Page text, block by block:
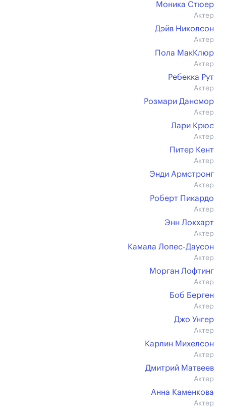
Моника Стюер
Актер
Дэйв Николсон
Актер
Пола МакКлюр
Актер
Ребекка Рут
Актер
Розмари Дансмор
Актер
Лари Крюс
Актер
Питер Кент
Актер
Энди Армстронг
Актер
Роберт Пикардо
Актер
Энн Локхарт
Актер
Камала Лопес-Даусон
Актер
Морган Лофтинг
Актер
Боб Берген
Актер
Джо Унгер
Актер
Карлин Михелсон
Актер
Дмитрий Матвеев
Актер
Анна Каменкова
Актер